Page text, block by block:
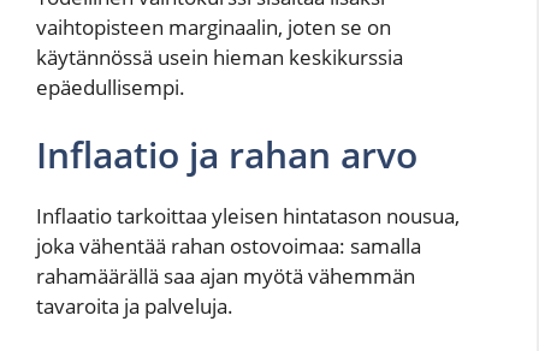
vaihtopisteen marginaalin, joten se on
käytännössä usein hieman keskikurssia
epäedullisempi.
Inflaatio ja rahan arvo
Inflaatio tarkoittaa yleisen hintatason nousua,
joka vähentää rahan ostovoimaa: samalla
rahamäärällä saa ajan myötä vähemmän
tavaroita ja palveluja.